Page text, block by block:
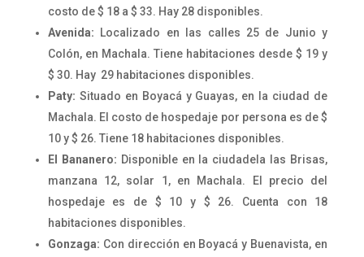
costo de $ 18 a $ 33. Hay 28 disponibles.
Avenida:
Localizado en las calles 25 de Junio y
Colón, en Machala. Tiene habitaciones desde $ 19 y
$ 30. Hay 29 habitaciones disponibles.
Paty: Situado en Boyacá y Guayas, en la ciudad de
Machala. El costo de hospedaje por persona es de $
10 y $ 26. Tiene 18 habitaciones disponibles.
El Bananero: Disponible en la ciudadela las Brisas,
manzana 12, solar 1, en Machala. El precio del
hospedaje es de $ 10 y $ 26. Cuenta con 18
habitaciones disponibles.
Gonzaga: Con dirección en Boyacá y Buenavista, en